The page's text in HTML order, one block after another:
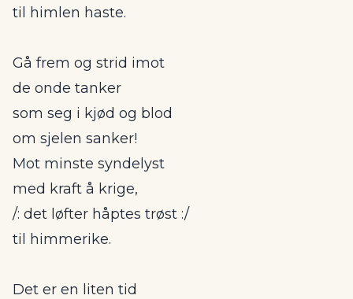
til himlen haste.
Gå frem og strid imot
de onde tanker
som seg i kjød og blod
om sjelen sanker!
Mot minste syndelyst
med kraft å krige,
/: det løfter håptes trøst :/
til himmerike.
Det er en liten tid